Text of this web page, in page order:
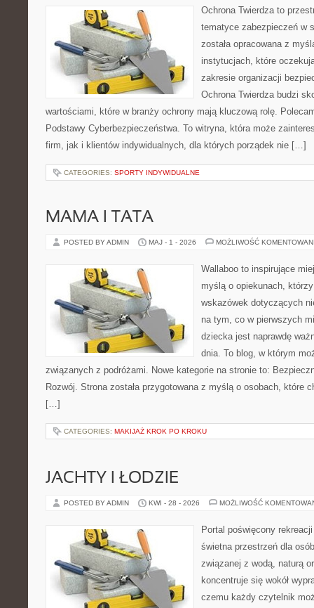
Ochrona Twierdza to
tematyce zabezpieczeń w
została opracowana z
instytucjach, które
zakresie organizacji
Ochrona Twierdza budzi
wartościami, które w branży ochrony mają kluczową rolę.
Podstawy Cyberbezpieczeństwa. To witryna, która może
firm, jak i klientów indywidualnych, dla których porządek nie […]
CATEGORIES: SPORTY INDYWIDUALNE
MAMA I TATA
POSTED BY ADMIN MAJ - 1 - 2026 MOŻLIWOŚĆ
Wallaboo to inspirujące
myślą o opiekunach,
wskazówek dotyczących
na tym, co w pierwszych
dziecka jest naprawdę
dnia. To blog, w którym
związanych z podróżami. Nowe kategorie na stronie to:
Rozwój. Strona została przygotowana z myślą o osobach, które
[…]
CATEGORIES: MAKIJAŻ KROK PO KROKU
JACHTY I ŁODZIE
POSTED BY ADMIN KWI - 28 - 2026 MOŻLIWOŚĆ
Portal poświęcony
świetna przestrzeń dla
związanej z wodą, naturą
koncentruje się wokół
czemu każdy czytelnik